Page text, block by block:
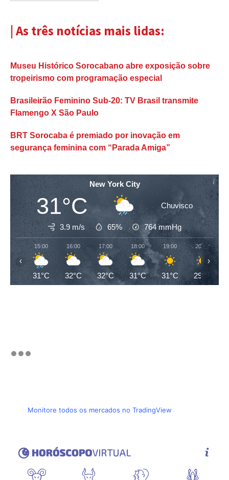
| As três notícias mais lidas:
Museu Histórico Sorocabano abre exposição sobre
tropeirismo com programação especial
Brasileirão Feminino Sub-20: TV Brasil transmite
Flamengo X São Paulo
BRT Sorocaba é premiado por inovação em
segurança feminina com “Parada Amiga”
New York City
31°C Chuvisco
3.9 m/s 65% 764mmHg
15:00
31°C
16:00
32°C
17:00
32°C
18:00
31°C
19:00
31°C
20:00
29°C
‹ ›
Monitore todos os mercados no TradingView